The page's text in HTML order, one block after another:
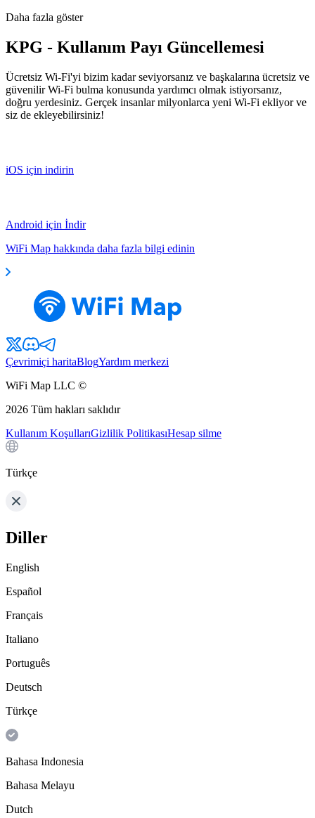
Daha fazla göster
KPG - Kullanım Payı Güncellemesi
Ücretsiz Wi-Fi'yi bizim kadar seviyorsanız ve başkalarına ücretsiz ve
güvenilir Wi-Fi bulma konusunda yardımcı olmak istiyorsanız,
doğru yerdesiniz. Gerçek insanlar milyonlarca yeni Wi-Fi ekliyor ve
siz de ekleyebilirsiniz!
iOS için indirin
Android için İndir
WiFi Map hakkında daha fazla bilgi edinin
Çevrimiçi haritaBlogYardım merkezi
WiFi Map LLC ©
2026 Tüm hakları saklıdır
Kullanım KoşullarıGizlilik PolitikasıHesap silme
Türkçe
Diller
English
Español
Français
Italiano
Português
Deutsch
Türkçe
Bahasa Indonesia
Bahasa Melayu
Dutch